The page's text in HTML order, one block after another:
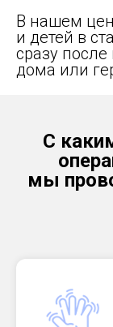
В нашем
и детей в
сразу
дома или
С
мы